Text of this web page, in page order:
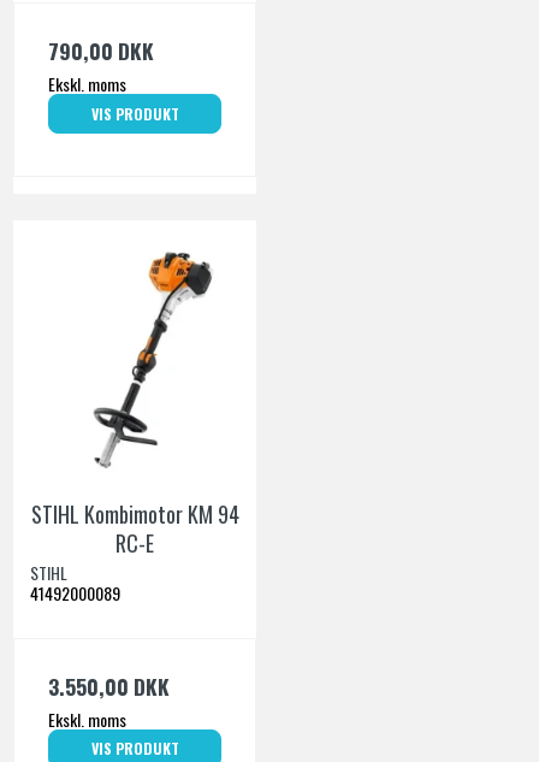
790,00 DKK
Ekskl. moms
VIS PRODUKT
STIHL Kombimotor KM 94
RC-E
STIHL
41492000089
3.550,00 DKK
Ekskl. moms
VIS PRODUKT